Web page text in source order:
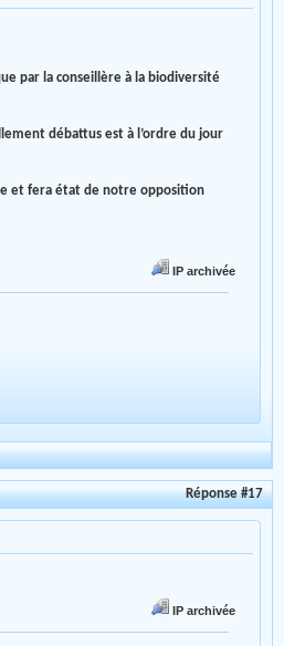
par la conseillère à la biodiversité
débattus est à l’ordre du jour
et fera état de notre opposition
IP archivée
Réponse #17
IP archivée